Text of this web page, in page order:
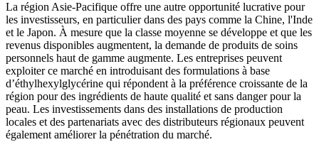
La région Asie-Pacifique offre une autre opportunité lucrative pour
les investisseurs, en particulier dans des pays comme la Chine, l'Inde
et le Japon. À mesure que la classe moyenne se développe et que les
revenus disponibles augmentent, la demande de produits de soins
personnels haut de gamme augmente. Les entreprises peuvent
exploiter ce marché en introduisant des formulations à base
d’éthylhexylglycérine qui répondent à la préférence croissante de la
région pour des ingrédients de haute qualité et sans danger pour la
peau. Les investissements dans des installations de production
locales et des partenariats avec des distributeurs régionaux peuvent
également améliorer la pénétration du marché.